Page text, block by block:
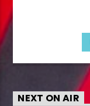
NEXT ON AIR